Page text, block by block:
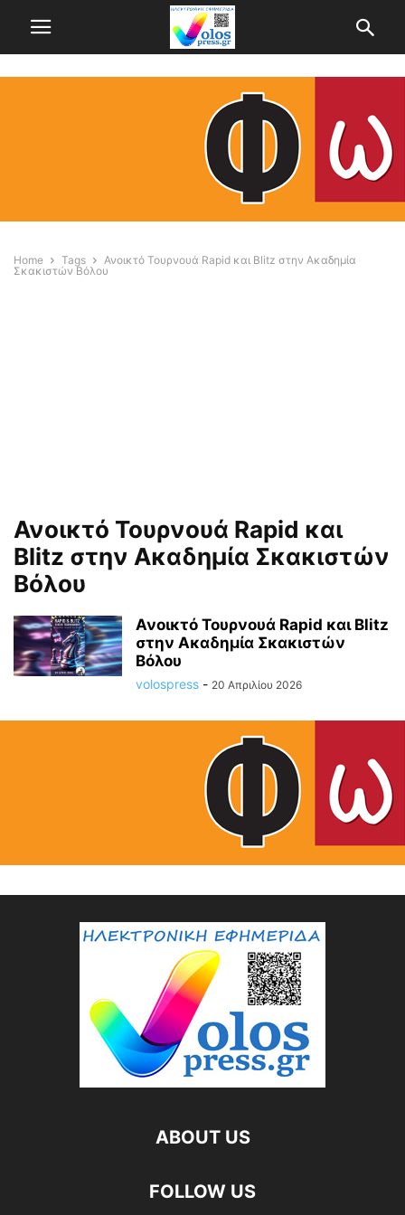
Home Tags
Ανοικτό Τουρνουά Rapid και Blitz στην Ακαδημία
Σκακιστών Βόλου
Ανοικτό Τουρνουά Rapid και
Blitz στην Ακαδημία Σκακιστών
Βόλου
Ανοικτό Τουρνουά Rapid και Blitz
στην Ακαδημία Σκακιστών
Βόλου
volospress - 20 Απριλίου 2026
ABOUT US
FOLLOW US